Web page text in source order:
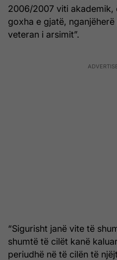
2006/2007 viti akademik,
goxha e gjatë,
veteran i arsimit”.
“Sigurisht janë vite të
shumtë të cilët kanë
periudhë në të cilën të